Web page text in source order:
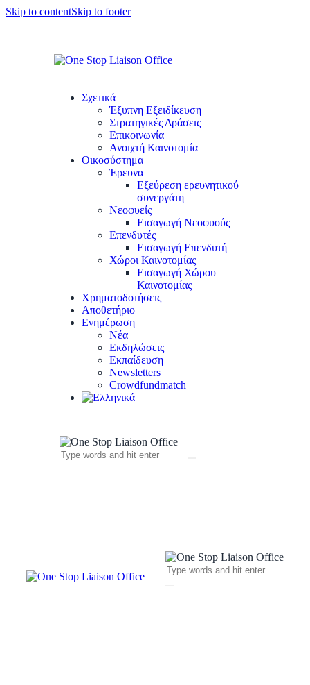
Skip to contentSkip to footer
Σχετικά
Έξυπνη Εξειδίκευση
Στρατηγικές Δράσεις
Επικοινωνία
Ανοιχτή Καινοτομία
Οικοσύστημα
Έρευνα
Εξεύρεση ερευνητικού
συνεργάτη
Νεοφυείς
Εισαγωγή Νεοφυούς
Επενδυτές
Εισαγωγή Επενδυτή
Χώροι Καινοτομίας
Εισαγωγή Χώρου
Καινοτομίας
Χρηματοδοτήσεις
Αποθετήριο
Ενημέρωση
Νέα
Εκδηλώσεις
Εκπαίδευση
Newsletters
Crowdfundmatch